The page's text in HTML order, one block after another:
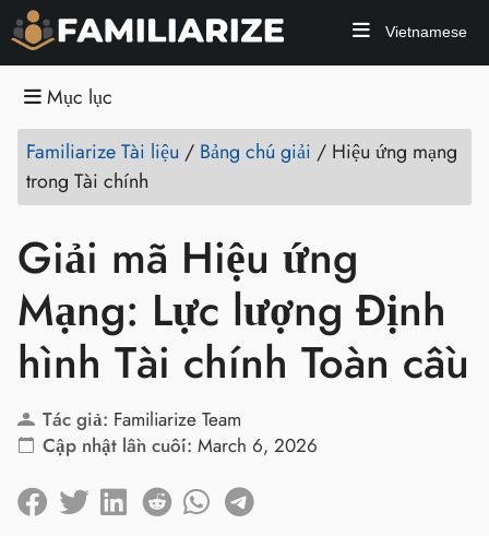
Vietnamese
Mục lục
Familiarize Tài liệu / Bảng chú giải / Hiệu ứng mạng
trong Tài chính
Giải mã Hiệu ứng
Mạng: Lực lượng Định
hình Tài chính Toàn cầu
Tác giả: Familiarize Team
Cập nhật lần cuối: March 6, 2026